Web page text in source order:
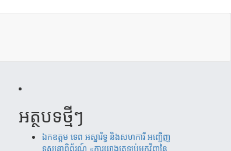
អត្ថបទថ្មីៗ
ឯកឧត្តម ទេព អស្នារិទ្ធ និងសហការី អញ្ជើញ
ទស្សនាពិព័រណ៍ «ការយាងត្រឡប់មកវិញនៃ